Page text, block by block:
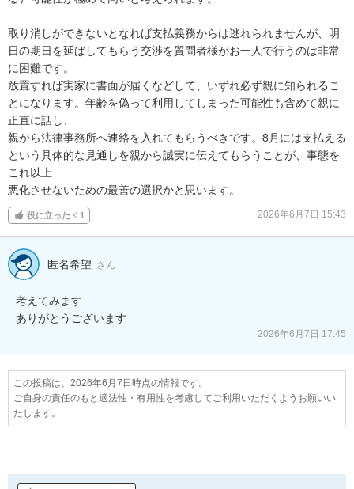
取り消しができないとなれば支払義務からは逃れられませんが、明
日の期日を延ばしてもらう交渉を質問者様がお一人で行うのは非常
に困難です。
放置すれば実家に書面が届くなどして、いずれ必ず親に知られるこ
とになります。年齢を偽って利用してしまった可能性も含めて親に
正直に話し、
親から法律事務所へ連絡を入れてもらうべきです。8月には支払える
という具体的な見通しを親から誠実に伝えてもらうことが、事態を
これ以上
悪化させないための最善の選択かと思います。
役に立った 1 2026年6月7日 15:43
匿名希望 さん
考えてみます
ありがとうございます
2026年6月7日 17:45
この投稿は、2026年6月7日時点の情報です。
ご自身の責任のもと適法性・有用性を考慮してご利用いただくようお願いい
たします。